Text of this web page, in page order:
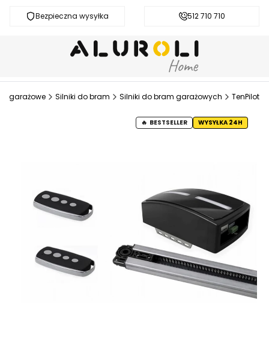
Bezpieczna wysyłka Darmowa dostawa od 200 zł
512 710 710
garażowe Silniki do bram Silniki do bram garażowych TenPilot
BESTSELLER WYSYŁKA 24H